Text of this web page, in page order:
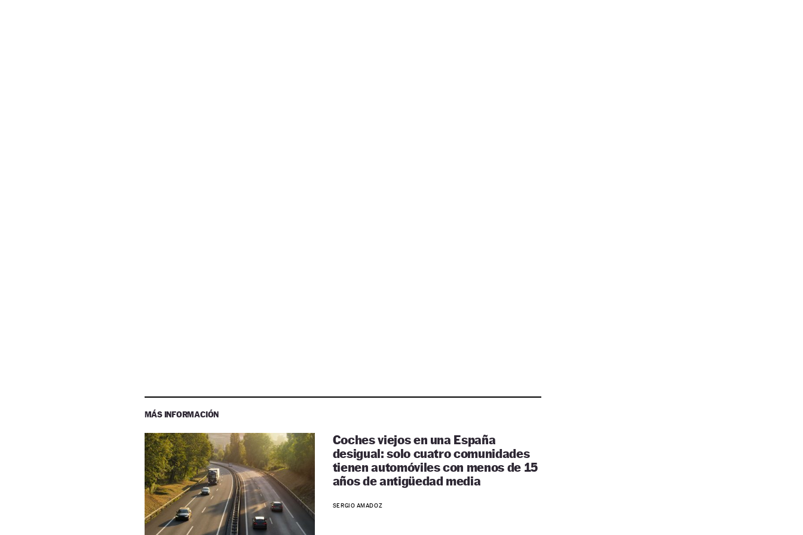
MÁS INFORMACIÓN
Coches viejos en una España
desigual: solo cuatro comunidades
tienen automóviles con menos de 15
años de antigüedad media
SERGIO AMADOZ